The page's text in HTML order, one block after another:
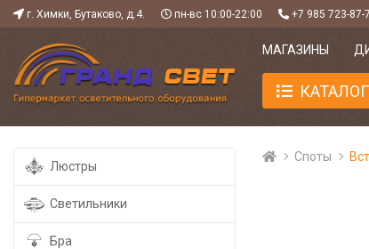
г. Химки, Бутаково, д.4. пн-вс 10:00-22:00 +7 985 723-87-
МАГАЗИНЫ
КАТАЛОГ
Споты
Люстры
Светильники
Бра